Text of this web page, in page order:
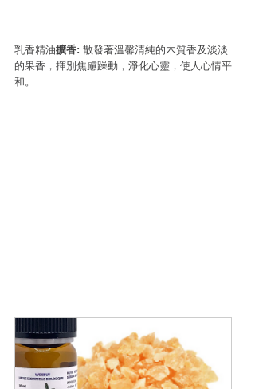
乳香精油擴香: 散發著溫馨清純的木質香及淡淡
的果香，揮別焦慮躁動，淨化心靈，使人心情平
和。